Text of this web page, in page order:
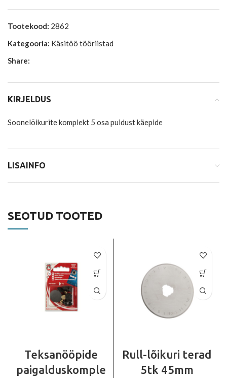
Tootekood: 2862
Kategooria: Käsitöö tööriistad
Share:
KIRJELDUS
Soonelõikurite komplekt 5 osa puidust käepide
LISAINFO
SEOTUD TOOTED
Teksanööpide
paigalduskomple
Rull-lõikuri terad
5tk 45mm